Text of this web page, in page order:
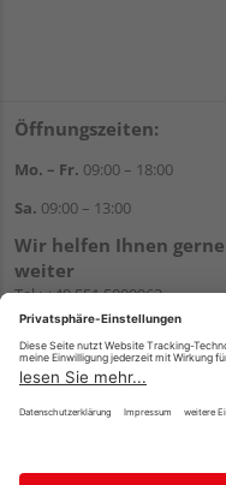
Öffnungszeiten:
Mo. – Fr. 09:00 – 18:00
Sa. 09:00 – 13:00
Wir helfen Ihnen gerne
weiter
Tel.:+49 551 5009963
E-Mail:shop@holzland-
hasselbach.de
Impressum AGB